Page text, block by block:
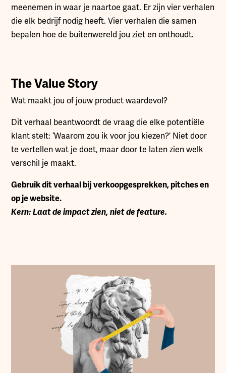
meenemen in waar je naartoe gaat. Er zijn vier verhalen
die elk bedrijf nodig heeft. Vier verhalen die samen
bepalen hoe de buitenwereld jou ziet en onthoudt.
The Value Story
Wat maakt jou of jouw product waardevol?
Dit verhaal beantwoordt de vraag die elke potentiële
klant stelt: ‘Waarom zou ik voor jou kiezen?’ Niet door
te vertellen wat je doet, maar door te laten zien welk
verschil je maakt.
Gebruik dit verhaal bij verkoopgesprekken, pitches en
op je website.
Kern: Laat de impact zien, niet de feature.